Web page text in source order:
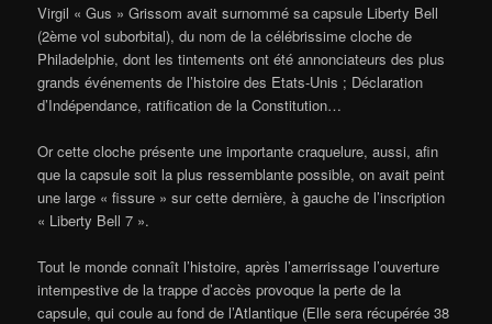
Virgil « Gus » Grissom avait surnommé sa capsule Liberty Bell
(2ème vol suborbital), du nom de la célébrissime cloche de
Philadelphie, dont les tintements ont été annonciateurs des plus
grands événements de l’histoire des Etats-Unis ; Déclaration
d’Indépendance, ratification de la Constitution…
Or cette cloche présente une importante craquelure, aussi, afin
que la capsule soit la plus ressemblante possible, on avait peint
une large « fissure » sur cette dernière, à gauche de l’inscription
« Liberty Bell 7 ».
Tout le monde connaît l’histoire, après l’amerrissage l’ouverture
intempestive de la trappe d’accès provoque la perte de la
capsule, qui coule au fond de l’Atlantique (Elle sera récupérée 38